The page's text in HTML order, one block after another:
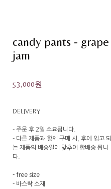
candy pants - grape
jam
53,000원
DELIVERY
- 주문 후 2일 소요됩니다.
- 다른 제품과 함께 구매 시, 후에 입고 되
는 제품의 배송일에 맞추어 합배송 됩니
다.
- free size
- 바스락 소재